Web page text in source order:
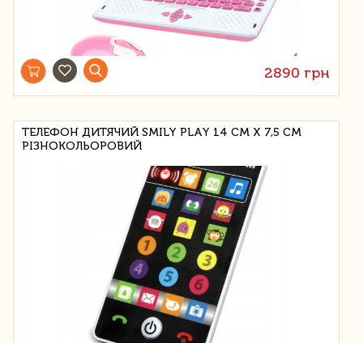
2890 грн
ТЕЛЕФОН ДИТЯЧИЙ SMILY PLAY 14 СМ Х 7,5 СМ
РІЗНОКОЛЬОРОВИЙ